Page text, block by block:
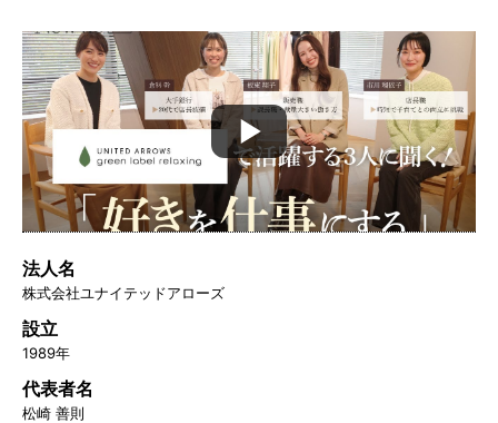
法人名
株式会社ユナイテッドアローズ
設立
1989年
代表者名
松崎 善則